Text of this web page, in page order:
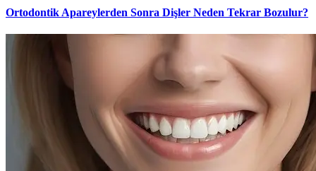
Ortodontik Apareylerden Sonra Dişler Neden Tekrar Bozulur?